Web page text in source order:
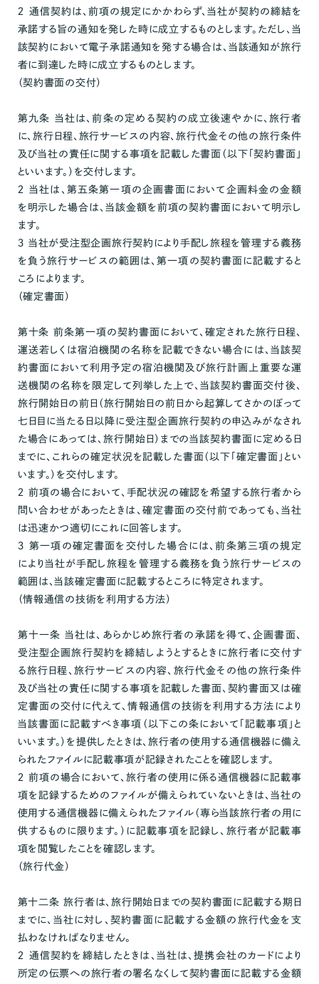
２ 通信契約は、前項の規定にかかわらず、当社が契約の締結を
承諾する旨の通知を発した時に成立するものとします。ただし、当
該契約において電子承諾通知を発する場合は、当該通知が旅行
者に到達した時に成立するものとします。
（契約書面の交付）
第九条 当社は、前条の定める契約の成立後速やかに、旅行者
に、旅行日程、旅行サービスの内容、旅行代金その他の旅行条件
及び当社の責任に関する事項を記載した書面（以下「契約書面」
といいます。）を交付します。
２ 当社は、第五条第一項の企画書面において企画料金の金額
を明示した場合は、当該金額を前項の契約書面において明示し
ます。
３ 当社が受注型企画旅行契約により手配し旅程を管理する義務
を負う旅行サービスの範囲は、第一項の契約書面に記載すると
ころによります。
（確定書面）
第十条 前条第一項の契約書面において、確定された旅行日程、
運送若しくは宿泊機関の名称を記載できない場合には、当該契
約書面において利用予定の宿泊機関及び旅行計画上重要な運
送機関の名称を限定して列挙した上で、当該契約書面交付後、
旅行開始日の前日（旅行開始日の前日から起算してさかのぼって
七日目に当たる日以降に受注型企画旅行契約の申込みがなされ
た場合にあっては、旅行開始日）までの当該契約書面に定める日
までに、これらの確定状況を記載した書面（以下「確定書面」とい
います。）を交付します。
２ 前項の場合において、手配状況の確認を希望する旅行者から
問い合わせがあったときは、確定書面の交付前であっても、当社
は迅速かつ適切にこれに回答します。
３ 第一項の確定書面を交付した場合には、前条第三項の規定
により当社が手配し旅程を管理する義務を負う旅行サービスの
範囲は、当該確定書面に記載するところに特定されます。
（情報通信の技術を利用する方法）
第十一条 当社は、あらかじめ旅行者の承諾を得て、企画書面、
受注型企画旅行契約を締結しようとするときに旅行者に交付す
る旅行日程、旅行サービスの内容、旅行代金その他の旅行条件
及び当社の責任に関する事項を記載した書面、契約書面又は確
定書面の交付に代えて、情報通信の技術を利用する方法により
当該書面に記載すべき事項（以下この条において「記載事項」と
いいます。）を提供したときは、旅行者の使用する通信機器に備え
られたファイルに記載事項が記録されたことを確認します。
２ 前項の場合において、旅行者の使用に係る通信機器に記載事
項を記録するためのファイルが備えられていないときは、当社の
使用する通信機器に備えられたファイル（専ら当該旅行者の用に
供するものに限ります。）に記載事項を記録し、旅行者が記載事
項を閲覧したことを確認します。
（旅行代金）
第十二条 旅行者は、旅行開始日までの契約書面に記載する期日
までに、当社に対し、契約書面に記載する金額の旅行代金を支
払わなければなりません。
２ 通信契約を締結したときは、当社は、提携会社のカードにより
所定の伝票への旅行者の署名なくして契約書面に記載する金額